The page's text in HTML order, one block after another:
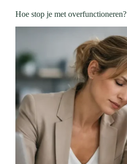
Hoe stop je met overfunctioneren?